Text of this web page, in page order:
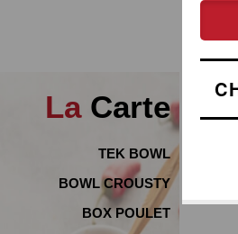
La Carte
TEK BOWL
BOWL CROUSTY
BOX POULET